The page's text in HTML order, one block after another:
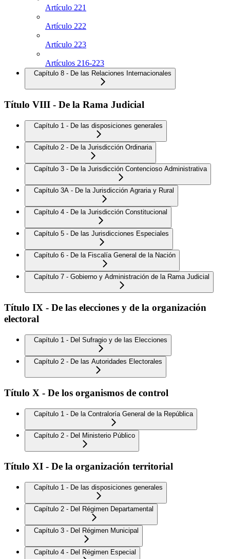
Artículo 221
Artículo 222
Artículo 223
Artículos 216-223
Capítulo 8 - De las Relaciones Internacionales
Título VIII - De la Rama Judicial
Capítulo 1 - De las disposiciones generales
Capítulo 2 - De la Jurisdicción Ordinaria
Capítulo 3 - De la Jurisdicción Contencioso Administrativa
Capítulo 3A - De la Jurisdicción Agraria y Rural
Capítulo 4 - De la Jurisdicción Constitucional
Capítulo 5 - De las Jurisdicciones Especiales
Capítulo 6 - De la Fiscalía General de la Nación
Capítulo 7 - Gobierno y Administración de la Rama Judicial
Título IX - De las elecciones y de la organización
electoral
Capítulo 1 - Del Sufragio y de las Elecciones
Capítulo 2 - De las Autoridades Electorales
Título X - De los organismos de control
Capítulo 1 - De la Contraloría General de la República
Capítulo 2 - Del Ministerio Público
Título XI - De la organización territorial
Capítulo 1 - De las disposiciones generales
Capítulo 2 - Del Régimen Departamental
Capítulo 3 - Del Régimen Municipal
Capítulo 4 - Del Régimen Especial